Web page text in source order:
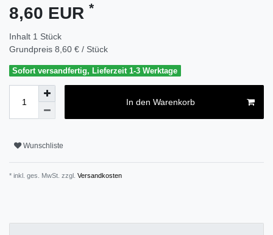
8,60 EUR *
Inhalt 1 Stück
Grundpreis 8,60 € / Stück
Sofort versandfertig, Lieferzeit 1-3 Werktage
In den Warenkorb
Wunschliste
* inkl. ges. MwSt. zzgl. Versandkosten